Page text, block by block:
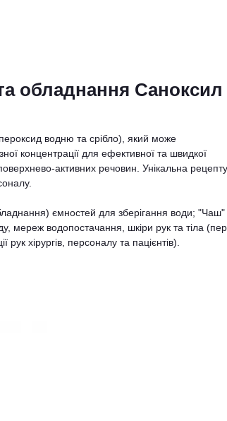
обладнання Саноксил
водню та срібло), який може
концентрації для ефективної та швидкої
активних речовин. Унікальна
ємностей для зберігання води; "Чаш"
мереж водопостачання, шкіри рук та тіла
рук хірургів, персоналу та пацієнтів).